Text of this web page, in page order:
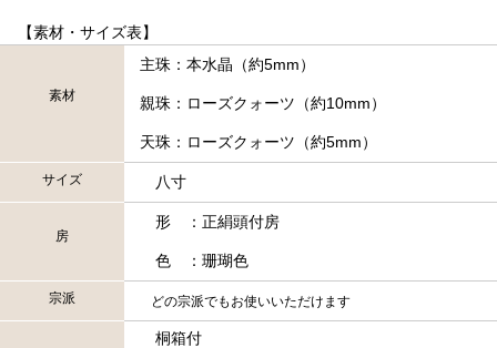
【素材・サイズ表】
素材
主珠：本水晶（約5mm）
親珠：ローズクォーツ（約10mm）
天珠：ローズクォーツ（約5mm）
サイズ 八寸
房
形 ：正絹頭付房
色 ：珊瑚色
宗派 どの宗派でもお使いいただけます
桐箱付